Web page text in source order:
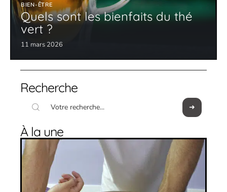
BIEN-ÊTRE
Quels sont les bienfaits du thé
vert ?
11 mars 2026
Recherche
À la une